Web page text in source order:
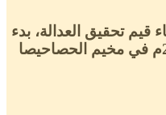
قيم تحقيق العدالة، بدء
بوليس مورينو اوكامبو، و فاتو بنسودة ، واخيراً كريم خان الذي زار في 21 أغسطس 2022م بمعسكر كلمة بولاية جنوب دارفور، وفي 22 أغسطس 2022م في مخيم الحصاحيصا